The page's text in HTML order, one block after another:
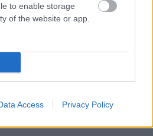
to enable storage
of the website or app.
Access Privacy Policy